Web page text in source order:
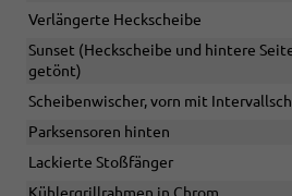
Verlängerte Heckscheibe
Sunset (Heckscheibe und hintere
getönt)
Scheibenwischer, vorn mit
Parksensoren hinten
Lackierte Stoßfänger